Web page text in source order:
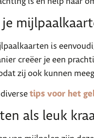
is
creëer je een
zij ook kunnen
tips voor het
als leuk